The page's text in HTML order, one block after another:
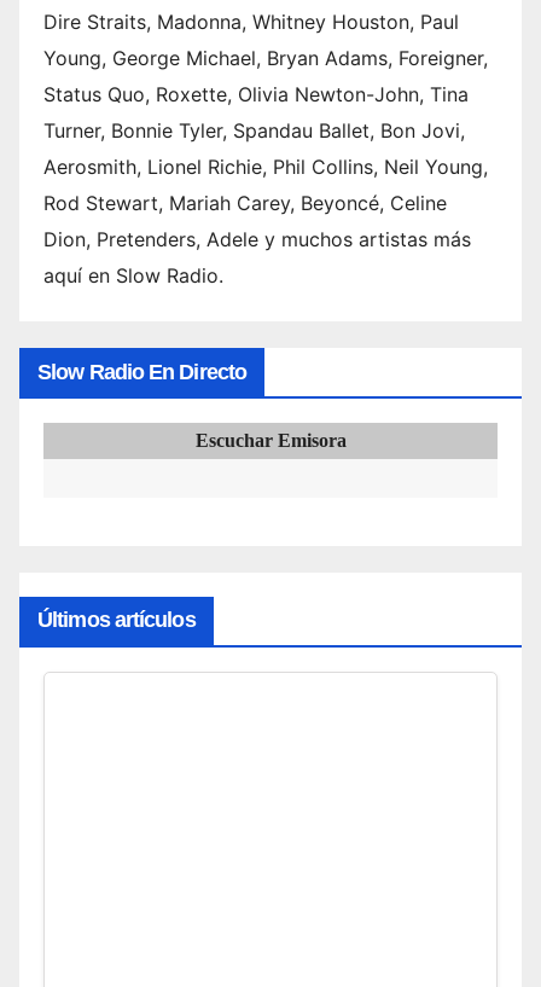
Dire Straits, Madonna, Whitney Houston, Paul
Young, George Michael, Bryan Adams, Foreigner,
Status Quo, Roxette, Olivia Newton-John, Tina
Turner, Bonnie Tyler, Spandau Ballet, Bon Jovi,
Aerosmith, Lionel Richie, Phil Collins, Neil Young,
Rod Stewart, Mariah Carey, Beyoncé, Celine
Dion, Pretenders, Adele y muchos artistas más
aquí en Slow Radio.
Slow Radio En Directo
Escuchar Emisora
Últimos artículos